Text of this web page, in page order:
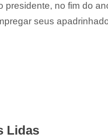
presidente, no fim do
seus
Lidas